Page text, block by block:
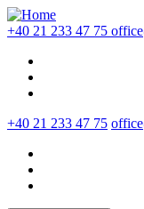
Skip to main content
+40 21 233 47 75
+40 21 233 47 75